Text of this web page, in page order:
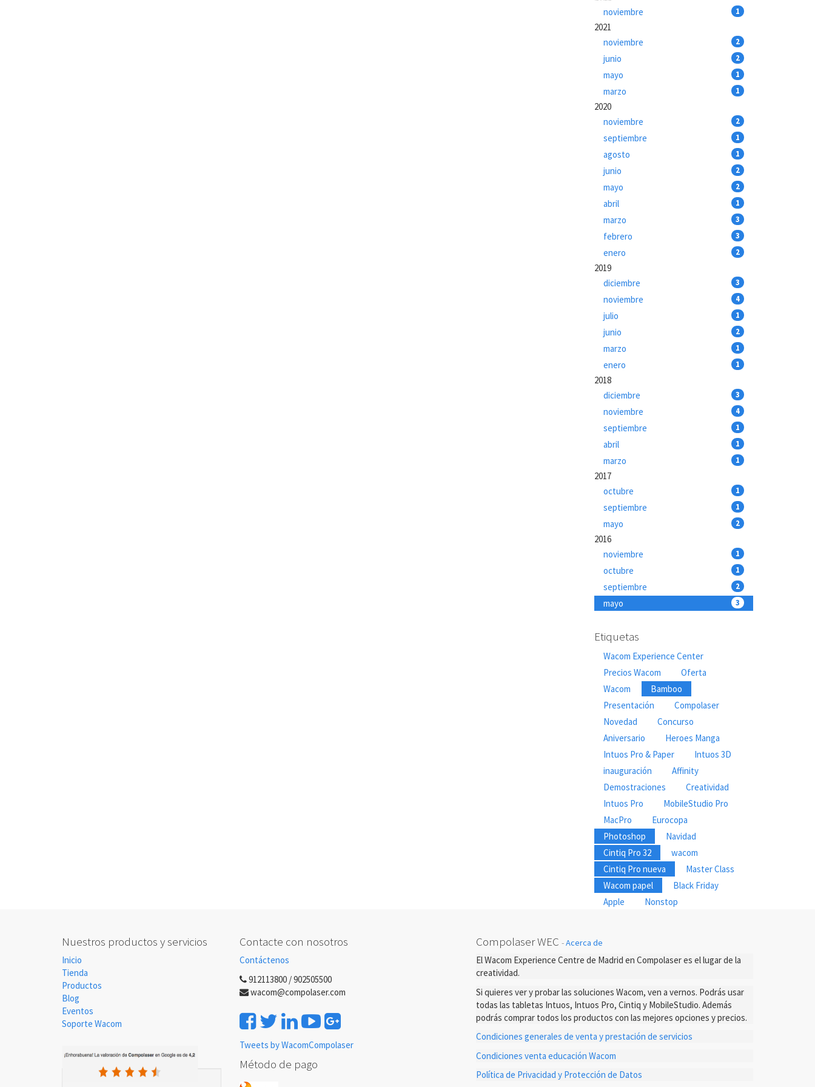
noviembre
1
2021
noviembre
2
junio 2
mayo 1
marzo 1
2020
noviembre
2
septiembre 1
agosto 1
junio 2
mayo 2
abril 1
marzo 3
febrero 3
enero 2
2019
diciembre
3
noviembre 4
julio 1
junio 2
marzo 1
enero 1
2018
diciembre
3
noviembre 4
septiembre 1
abril 1
marzo 1
2017
octubre
1
septiembre 1
mayo 2
2016
noviembre
1
octubre 1
septiembre 2
mayo 3
Etiquetas
Wacom Experience Center
Precios Wacom
Oferta
Wacom
Bamboo
Presentación
Compolaser
Novedad
Concurso
Aniversario
Heroes Manga
Intuos Pro & Paper
Intuos 3D
inauguración
Affinity
Demostraciones
Creatividad
Intuos Pro
MobileStudio Pro
MacPro
Eurocopa
Photoshop
Navidad
Cintiq Pro 32
wacom
Cintiq Pro nueva
Master Class
Wacom papel
Black Friday
Apple
Nonstop
Nuestros productos y servicios
Inicio
Tienda
Productos
Blog
Eventos
Soporte Wacom
Contacte con nosotros
Contáctenos
912113800 / 902505500
wacom@compolaser.com
Tweets by WacomCompolaser
Método de pago
Compolaser WEC -Acerca de
El Wacom Experience Centre de Madrid en Compolaser es el lugar de la
creatividad.
Si quieres ver y probar las soluciones Wacom, ven a vernos. Podrás usar
todas las tabletas Intuos, Intuos Pro, Cintiq y MobileStudio. Además
podrás comprar todos los productos con las mejores opciones y precios.
Condiciones generales de venta y prestación de servicios
Condiciones venta educación Wacom
Política de Privacidad y Protección de Datos